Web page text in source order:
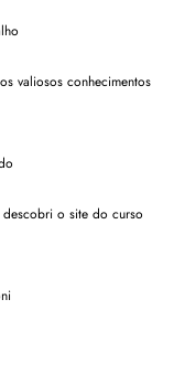
valiosos conhecimentos
o site do curso